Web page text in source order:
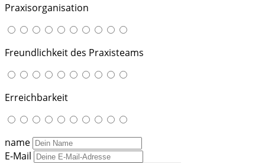
Praxisorganisation
Freundlichkeit des Praxisteams
Erreichbarkeit
name
E-Mail